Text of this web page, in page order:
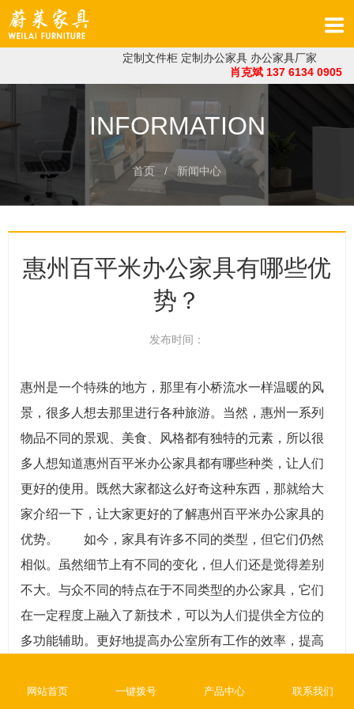
定制文件柜 定制办公家具 办公家具厂家
肖克斌 137 6134 0905
INFORMATION
首页 / 新闻中心
惠州百平米办公家具有哪些优
势？
发布时间：
惠州是一个特殊的地方，那里有小桥流水一样温暖的风
景，很多人想去那里进行各种旅游。当然，惠州一系列
物品不同的景观、美食、风格都有独特的元素，所以很
多人想知道惠州百平米办公家具都有哪些种类，让人们
更好的使用。既然大家都这么好奇这种东西，那就给大
家介绍一下，让大家更好的了解惠州百平米办公家具的
优势。 如今，家具有许多不同的类型，但它们仍然
相似。虽然细节上有不同的变化，但人们还是觉得差别
不大。与众不同的特点在于不同类型的办公家具，它们
在一定程度上融入了新技术，可以为人们提供全方位的
多功能辅助。更好地提高办公室所有工作的效率，提高
己的工作，当然也更让人喜欢。事实上，办公家具的主
网站首页 一键拨号 产品中心 联系我们